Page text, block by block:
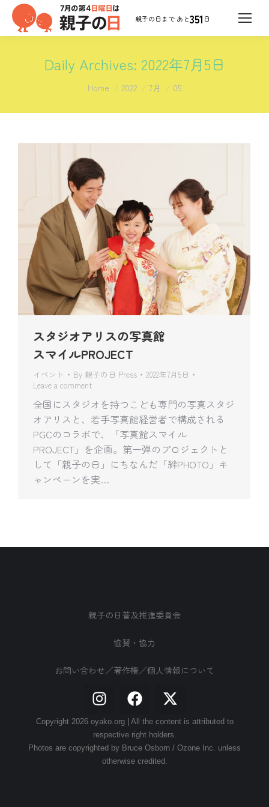
351 日
Daily Archives: 2022年7月5日
You are here:
Home 2022 7月 05
スタジオアリスの写真館
スマイルPROJECT
イベント By 親子の日 Press
2022年7月5日
Leave a comment
全国にスタジオを持つこども専門の写真スタジ
オアリスと、若手写真館経営者で構成される
PGCのコラボで、「写真館スマイル
PROJECT」を企画。第一弾のプロジェクトと
して「親子の日」にちなんだ「絆PHOTO」キ
ャンペーンを実…
親子の日普及推進委員会
協賛・協力
お問い合わせ／著作権／個人情報について
Copyright 2026 oyako.org | All the content is attributed to
respective right holders.
Photos are copyrighted by Bruce Osborn / Ozone Inc. unless
otherwise credited.